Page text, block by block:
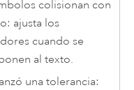
colisionan con
ajusta los
cuando se
al texto.
una tolerancia: